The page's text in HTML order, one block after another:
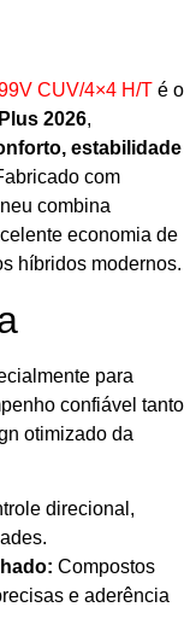
CUV/4×4 H/T é o
2026,
estabilidade
com
combina
economia de
híbridos modernos.
para
confiável tanto
otimizado da
direcional,
Compostos
e aderência